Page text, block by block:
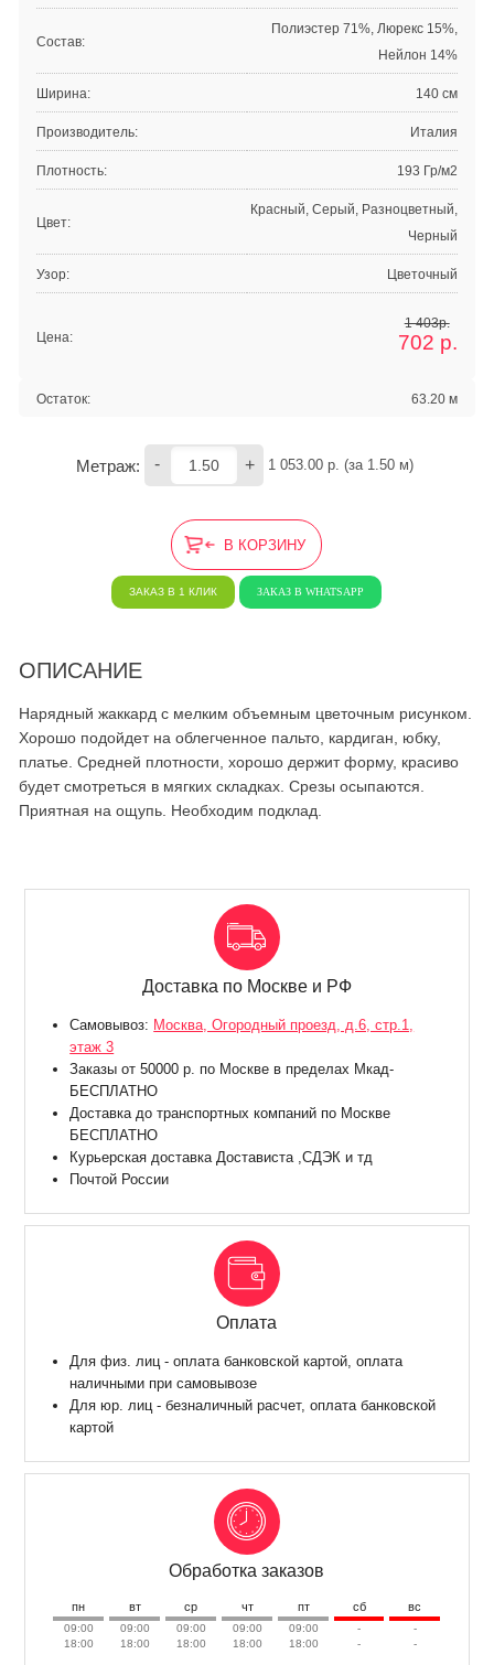
Состав:
Полиэстер 71%, Люрекс 15%,
Нейлон 14%
Ширина: 140 см
Производитель: Италия
Плотность: 193 Гр/м2
Цвет:
Красный, Серый, Разноцветный,
Черный
Узор: Цветочный
Цена:
1 403р.
702 р.
Остаток: 63.20 м
Метраж: - + 1 053.00 р. (за 1.50 м)
В КОРЗИНУ
ЗАКАЗ В 1 КЛИК ЗАКАЗ В WHATSAPP
ОПИСАНИЕ
Нарядный жаккард с мелким объемным цветочным рисунком.
Хорошо подойдет на облегченное пальто, кардиган, юбку,
платье. Средней плотности, хорошо держит форму, красиво
будет смотреться в мягких складках. Срезы осыпаются.
Приятная на ощупь. Необходим подклад.
Доставка по Москве и РФ
Самовывоз: Москва, Огородный проезд, д.6, стр.1,
этаж 3
Заказы от 50000 р. по Москве в пределах Мкад-
БЕСПЛАТНО
Доставка до транспортных компаний по Москве
БЕСПЛАТНО
Курьерская доставка Достависта ,СДЭК и тд
Почтой России
Оплата
Для физ. лиц - оплата банковской картой, оплата
наличными при самовывозе
Для юр. лиц - безналичный расчет, оплата банковской
картой
Обработка заказов
пн вт ср чт пт сб вс
09:00
18:00
09:00
18:00
09:00
18:00
09:00
18:00
09:00
18:00
-
-
-
-